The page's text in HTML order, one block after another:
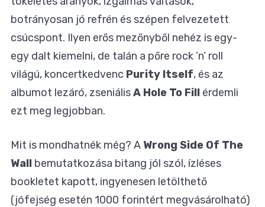
botrányosan jó refrén és szépen felvezetett
csúcspont. Ilyen erős mezőnyből nehéz is egy-
egy dalt kiemelni, de talán a pőre rock ’n’ roll
világú, koncertkedvenc Purity Itself, és az
albumot lezáró, zseniálisA Hole To Fill érdemli
ezt meg legjobban.
Mit is mondhatnék még? A Wrong Side Of The
Wall bemutatkozása bitang jól szól, ízléses
bookletet kapott, ingyenesen letölthető
(jófejség esetén 1000 forintért megvásárolható)